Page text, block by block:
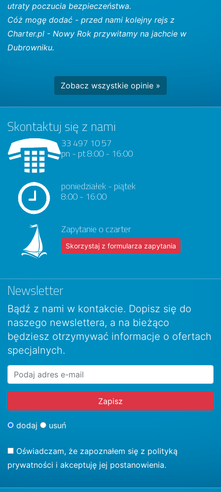
utraty poczucia bezpieczeństwa.
Cóż mogę dodać - przed nami kolejny rejs z
Charter.pl - Nowy Rok przywitamy na jachcie w
Dubrowniku.
Zobacz wszystkie opinie »
Skontaktuj się z nami
33 497 10 57
pn - pt 8:00 - 16:00
poniedziałek - piątek
8:00 - 16:00
Zapytanie o czarter
Skorzystaj z formularza zapytania
Newsletter
Bądź z nami w kontakcie. Dopisz się do
naszego newslettera, a na bieżąco
będziesz otrzymywać informacje o ofertach
specjalnych.
dodaj usuń
Oświadczam, że zapoznałem się z polityką
prywatności i akceptuję jej postanowienia.